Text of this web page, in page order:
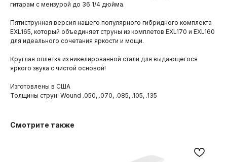
гитарам с мензурой до 36 1/4 дюйма.
Пятиструнная версия нашего популярного гибридного комплекта
EXL165, который объединяет струны из комплетов EXL170 и EXL160
для идеального сочетания яркости и мощи.
Круглая оплетка из никелированной стали для выдающегося
яркого звука с чистой основой!
Изготовлены в США
Толщины струн: Wound .050, .070, .085, .105, .135
Смотрите также